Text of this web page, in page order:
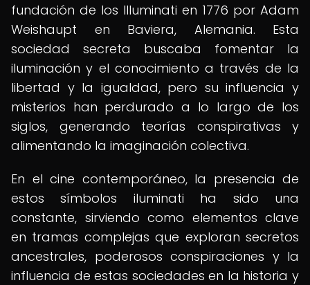
fundación de los Illuminati en 1776 por Adam
Weishaupt en Baviera, Alemania. Esta
sociedad secreta buscaba fomentar la
iluminación y el conocimiento a través de la
libertad y la igualdad, pero su influencia y
misterios han perdurado a lo largo de los
siglos, generando teorías conspirativas y
alimentando la imaginación colectiva.
En el cine contemporáneo, la presencia de
estos símbolos iluminati ha sido una
constante, sirviendo como elementos clave
en tramas complejas que exploran secretos
ancestrales, poderosos conspiraciones y la
influencia de estas sociedades en la historia y